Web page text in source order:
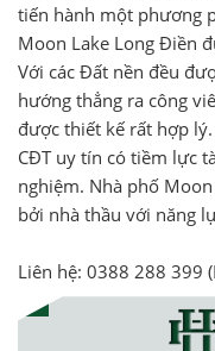
tiến hành một phương
Moon Lake Long Điền
Với các Đất nền đều
hướng thẳng ra công
được thiết kế rất hợp
CĐT uy tín có tiềm lực
nghiệm. Nhà phố
bởi nhà thầu với năng
Liên hệ: 0388 288 399